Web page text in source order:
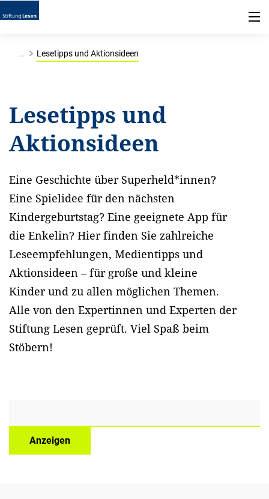
... Lesetipps und Aktionsideen
Lesetipps und
Aktionsideen
Eine Geschichte über Superheld*innen?
Eine Spielidee für den nächsten
Kindergeburtstag? Eine geeignete App für
die Enkelin? Hier finden Sie zahlreiche
Leseempfehlungen, Medientipps und
Aktionsideen – für große und kleine
Kinder und zu allen möglichen Themen.
Alle von den Expertinnen und Experten der
Stiftung Lesen geprüft. Viel Spaß beim
Stöbern!
Anzeigen